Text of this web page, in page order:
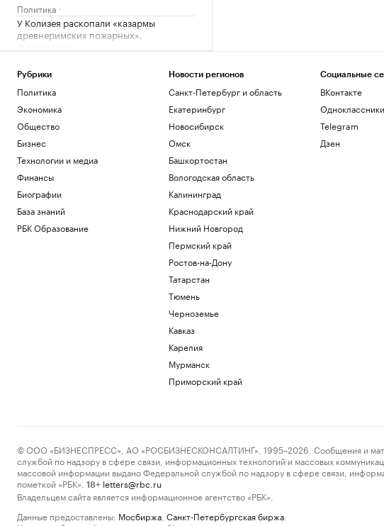
Политика
У Колизея раскопали «казармы
древнеримских пожарных».
Генпрокуратура признала
нежелательным фонд Human Rights
Foundation
Политика
Рубрики
Политика
Экономика
Общество
Бизнес
Технологии и медиа
Финансы
Биографии
База знаний
РБК Образование
Новости регионов
Санкт-Петербург и область
Екатеринбург
Новосибирск
Омск
Башкортостан
Вологодская область
Калининград
Краснодарский край
Нижний Новгород
Пермский край
Ростов-на-Дону
Татарстан
Тюмень
Черноземье
Кавказ
Карелия
Мурманск
Приморский край
Социальные
ВКонтакте
Одноклассники
Telegram
Дзен
© ООО «БИЗНЕСПРЕСС», АО «РОСБИЗНЕСКОНСАЛТИНГ», 1995–2026. Сообщения и
службой по надзору в сфере связи, информационных технологий и массовых
массовой информации выдано Федеральной службой по надзору в сфере связи,
пометкой «РБК».
18+ letters@rbc.ru
Владельцем сайта является информационное агентство «РБК».
Данные предоставлены: Мосбиржа Санкт-Петербургская биржа